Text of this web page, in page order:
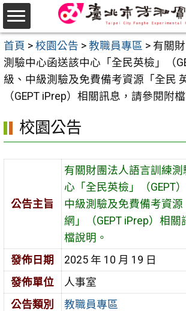
跳
至
主
要
內
首頁 > 校園公告 > 教職員專區 > 有關
測驗中心函送該中心「全民英檢」（
級、中級測驗及免費備考資源「全民
（GEPT iPrep）相關訊息，請參閱附
校園公告
公告主旨
有關財團法人語言訓練
心「全民英檢」（GEPT
中級測驗及免費備考資
網」（GEPT iPrep）相
檔說明。
發佈日期
2025 年 10 月 19 日
發佈單位
人事室
公告類別
教職員專區
選
單